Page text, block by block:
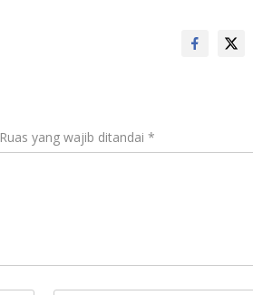
Ruas yang wajib ditandai *